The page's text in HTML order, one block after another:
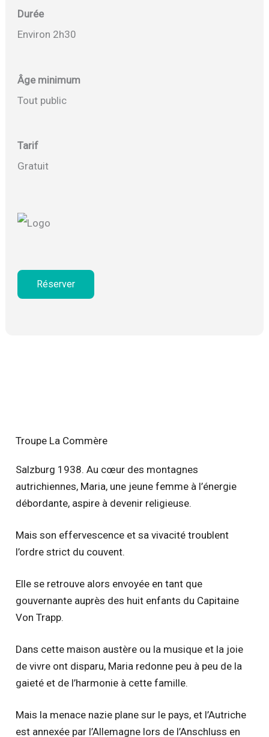
Durée
Environ 2h30
Âge minimum
Tout public
Tarif
Gratuit
Réserver
Troupe La Commère
Salzburg 1938. Au cœur des montagnes
autrichiennes, Maria, une jeune femme à l’énergie
débordante, aspire à devenir religieuse.
Mais son effervescence et sa vivacité troublent
l’ordre strict du couvent.
Elle se retrouve alors envoyée en tant que
gouvernante auprès des huit enfants du Capitaine
Von Trapp.
Dans cette maison austère ou la musique et la joie
de vivre ont disparu, Maria redonne peu à peu de la
gaieté et de l’harmonie à cette famille.
Mais la menace nazie plane sur le pays, et l’Autriche
est annexée par l’Allemagne lors de l’Anschluss en